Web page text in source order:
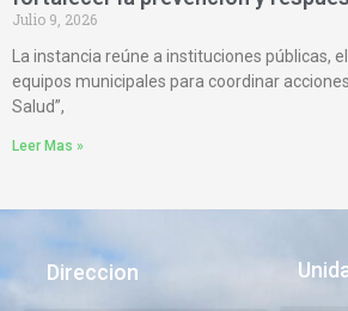
Julio 9, 2026
La instancia reúne a instituciones públicas,
equipos municipales para coordinar
Salud”,
Leer Mas »
Direccion